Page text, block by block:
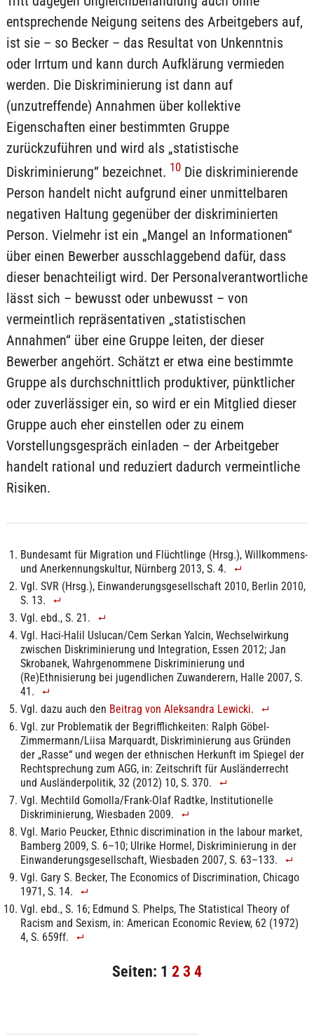
entsprechende Neigung seitens des Arbeitgebers auf,
ist sie – so Becker – das Resultat von Unkenntnis
oder Irrtum und kann durch Aufklärung vermieden
werden. Die Diskriminierung ist dann auf
(unzutreffende) Annahmen über kollektive
Eigenschaften einer bestimmten Gruppe
zurückzuführen und wird als „statistische
Diskriminierung“ bezeichnet. 10Die diskriminierende
Person handelt nicht aufgrund einer unmittelbaren
negativen Haltung gegenüber der diskriminierten
Person. Vielmehr ist ein „Mangel an Informationen“
über einen Bewerber ausschlaggebend dafür, dass
dieser benachteiligt wird. Der Personalverantwortliche
lässt sich – bewusst oder unbewusst – von
vermeintlich repräsentativen „statistischen
Annahmen“ über eine Gruppe leiten, der dieser
Bewerber angehört. Schätzt er etwa eine bestimmte
Gruppe als durchschnittlich produktiver, pünktlicher
oder zuverlässiger ein, so wird er ein Mitglied dieser
Gruppe auch eher einstellen oder zu einem
Vorstellungsgespräch einladen – der Arbeitgeber
handelt rational und reduziert dadurch vermeintliche
Risiken.
Bundesamt für Migration und Flüchtlinge (Hrsg.), Willkommens-
und Anerkennungskultur, Nürnberg 2013, S. 4.
Vgl. SVR (Hrsg.), Einwanderungsgesellschaft 2010, Berlin 2010,
S. 13.
Vgl. ebd., S. 21.
Vgl. Haci-Halil Uslucan/Cem Serkan Yalcin, Wechselwirkung
zwischen Diskriminierung und Integration, Essen 2012; Jan
Skrobanek, Wahrgenommene Diskriminierung und
(Re)Ethnisierung bei jugendlichen Zuwanderern, Halle 2007, S.
41.
Vgl. dazu auch den Beitrag von Aleksandra Lewicki.
Vgl. zur Problematik der Begrifflichkeiten: Ralph Göbel-
Zimmermann/Liisa Marquardt, Diskriminierung aus Gründen
der „Rasse“ und wegen der ethnischen Herkunft im Spiegel der
Rechtsprechung zum AGG, in: Zeitschrift für Ausländerrecht
und Ausländerpolitik, 32 (2012) 10, S. 370.
Vgl. Mechtild Gomolla/Frank-Olaf Radtke, Institutionelle
Diskriminierung, Wiesbaden 2009.
Vgl. Mario Peucker, Ethnic discrimination in the labour market,
Bamberg 2009, S. 6–10; Ulrike Hormel, Diskriminierung in der
Einwanderungsgesellschaft, Wiesbaden 2007, S. 63–133.
Vgl. Gary S. Becker, The Economics of Discrimination, Chicago
1971, S. 14.
Vgl. ebd., S. 16; Edmund S. Phelps, The Statistical Theory of
Racism and Sexism, in: American Economic Review, 62 (1972)
4, S. 659ff.
Seiten: 1 2 3 4